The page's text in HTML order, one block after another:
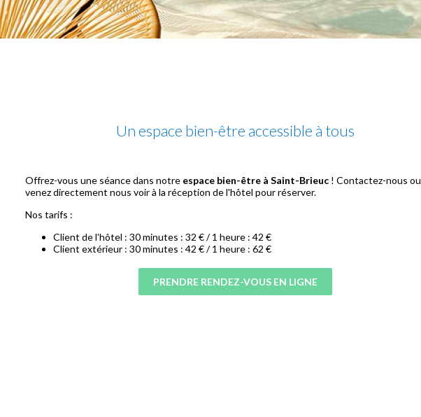
Un espace bien-être accessible à tous
Offrez-vous une séance dans notre espace bien-être à Saint-Brieuc ! Contactez-nous ou
venez directement nous voir à la réception de l'hôtel pour réserver.
Nos tarifs :
Client de l'hôtel : 30 minutes : 32 € / 1 heure : 42 €
Client extérieur : 30 minutes : 42 € / 1 heure : 62 €
PRENDRE RENDEZ-VOUS EN LIGNE